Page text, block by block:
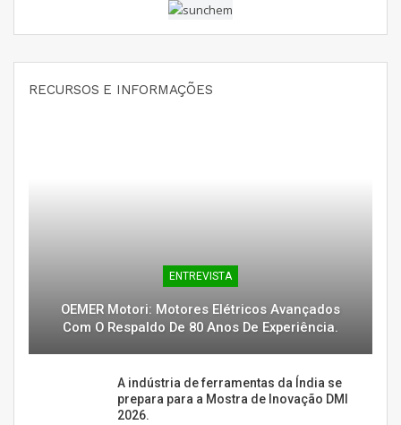
RECURSOS E INFORMAÇÕES
ENTREVISTA
OEMER Motori: Motores Elétricos Avançados
Com O Respaldo De 80 Anos De Experiência.
A indústria de ferramentas da Índia se
prepara para a Mostra de Inovação DMI
2026.